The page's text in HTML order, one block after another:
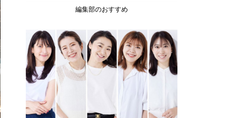
編集部のおすすめ